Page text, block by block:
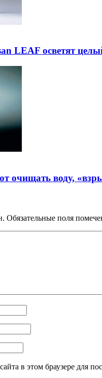
LEAF осветят
очищать воду,
Обязательные поля
в этом браузере для